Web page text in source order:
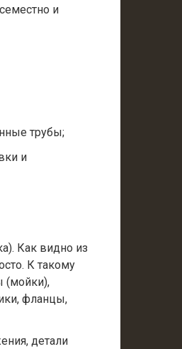
и
трубы;
и
Как видно из
К такому
(мойки),
фланцы,
детали